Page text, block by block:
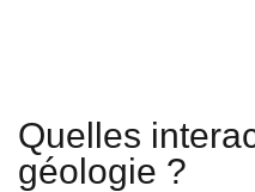
Quelles
géologie ?